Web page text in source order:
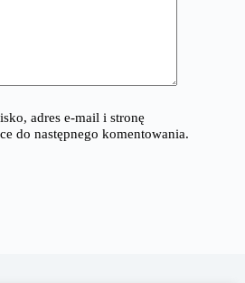
adres e-mail i stronę
do następnego komentowania.